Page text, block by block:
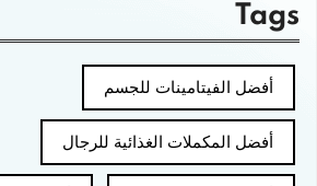
Tags
أفضل الفيتامينات للجسم
أفضل المكملات الغذائية للرجال